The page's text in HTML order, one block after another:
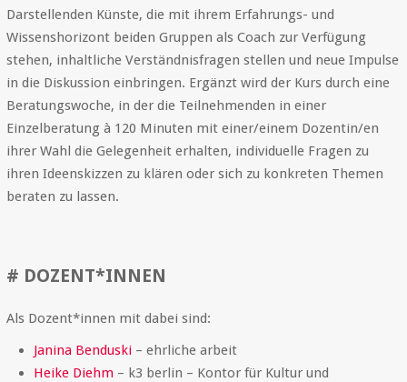
Darstellenden Künste, die mit ihrem Erfahrungs- und
Wissenshorizont beiden Gruppen als Coach zur Verfügung
stehen, inhaltliche Verständnisfragen stellen und neue Impulse
in die Diskussion einbringen. Ergänzt wird der Kurs durch eine
Beratungswoche, in der die Teilnehmenden in einer
Einzelberatung à 120 Minuten mit einer/einem Dozentin/en
ihrer Wahl die Gelegenheit erhalten, individuelle Fragen zu
ihren Ideenskizzen zu klären oder sich zu konkreten Themen
beraten zu lassen.
# DOZENT*INNEN
Als Dozent*innen mit dabei sind:
Janina Benduski – ehrliche arbeit
Heike Diehm – k3 berlin – Kontor für Kultur und